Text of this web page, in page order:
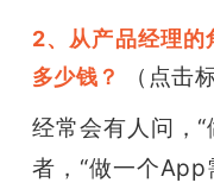
机
2、从产品经理
多少钱？
（点击
经常会有人问，
者，“做一个App